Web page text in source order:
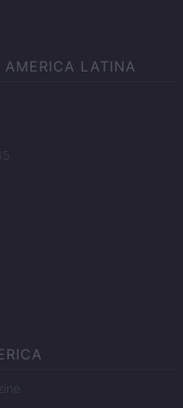
AMERICA LATINA